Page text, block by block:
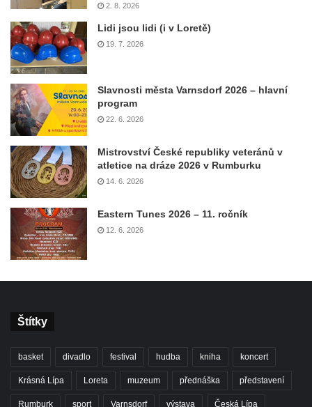
2. 8. 2026
Lidi jsou lidi (i v Loretě)
19. 7. 2026
Slavnosti města Varnsdorf 2026 – hlavní
program
22. 6. 2026
Mistrovství České republiky veteránů v
atletice na dráze 2026 v Rumburku
14. 6. 2026
Eastern Tunes 2026 – 11. ročník
12. 6. 2026
Štítky
basket divadlo festival hudba kniha koncert
Krásná Lípa Loreta muzeum přednáška představení
Rumburk sport Varnsdorf výstava Česká Lípa